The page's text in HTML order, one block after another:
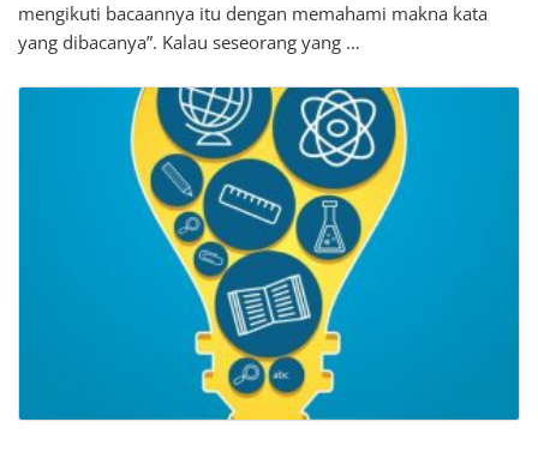
mengikuti bacaannya itu dengan memahami makna kata
yang dibacanya”. Kalau seseorang yang …